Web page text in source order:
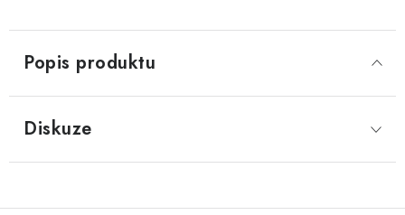
Popis produktu
Diskuze